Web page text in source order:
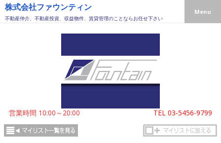
株式会社ファウンティン
不動産仲介、不動産投資、収益物件、賃貸管理のことならお任せ下さい
営業時間 10:00～20:00 TEL 03-5456-9799
Menu